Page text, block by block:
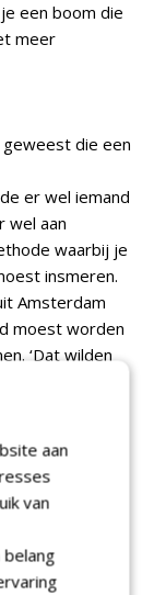
een boom die
meer
die een
er wel iemand
wel aan
waarbij je
insmeren.
Amsterdam
moest worden
‘Dat wilden
wat er in
de grond
dus we
komen. Tot
Wat dat
warmtedeken
van
kunnen we in
aan
van